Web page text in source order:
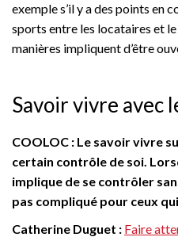
exemple s’il y a des points en
sports entre les locataires et
manières impliquent d’être
Savoir vivre avec
COOLOC : Le savoir vivre
certain contrôle de soi.
implique de se contrôler
pas compliqué pour ceux
Catherine Duguet : Faire